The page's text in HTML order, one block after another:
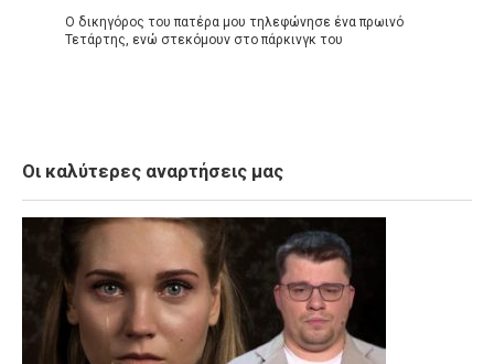
Ο δικηγόρος του πατέρα μου τηλεφώνησε ένα πρωινό
Τετάρτης, ενώ στεκόμουν στο πάρκινγκ του
Οι καλύτερες αναρτήσεις μας